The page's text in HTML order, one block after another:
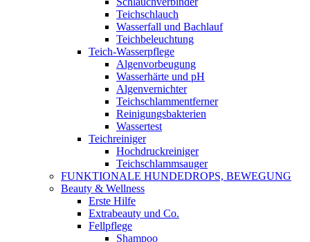
Teichschlauch
Wasserfall und Bachlauf
Teichbeleuchtung
Teich-Wasserpflege
Algenvorbeugung
Wasserhärte und pH
Algenvernichter
Teichschlammentferner
Reinigungsbakterien
Wassertest
Teichreiniger
Hochdruckreiniger
Teichschlammsauger
FUNKTIONALE HUNDEDROPS, BEWEGUNG
Beauty & Wellness
Erste Hilfe
Extrabeauty und Co.
Fellpflege
Shampoo